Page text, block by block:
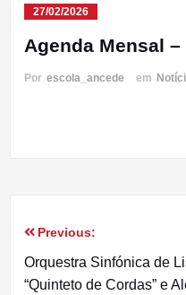
27/02/2026
Agenda Mensal
Por escola_ancede em
Navegação
de
Previous:
Orquestra Sinfónica de
“Quinteto de Cordas” e